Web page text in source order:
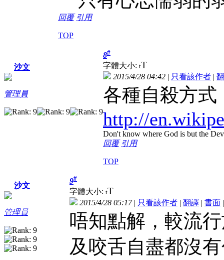
回覆 引用
TOP
沙文
管理員
8#
字體大小: tT
2015/4/28 04:42 | 只看該作者 |
各種自殺方式
http://
Don't know where God is but the
回覆 引用
TOP
沙文
管理員
9#
字體大小: tT
2015/4/28 05:17| 只看該作者 | 翻譯 | 書面
唔知點解，較流
及咬舌自盡都沒